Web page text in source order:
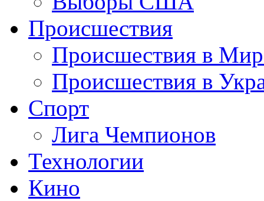
Происшествия
Происшествия в
Происшествия в
Спорт
Лига Чемпионов
Технологии
Кино